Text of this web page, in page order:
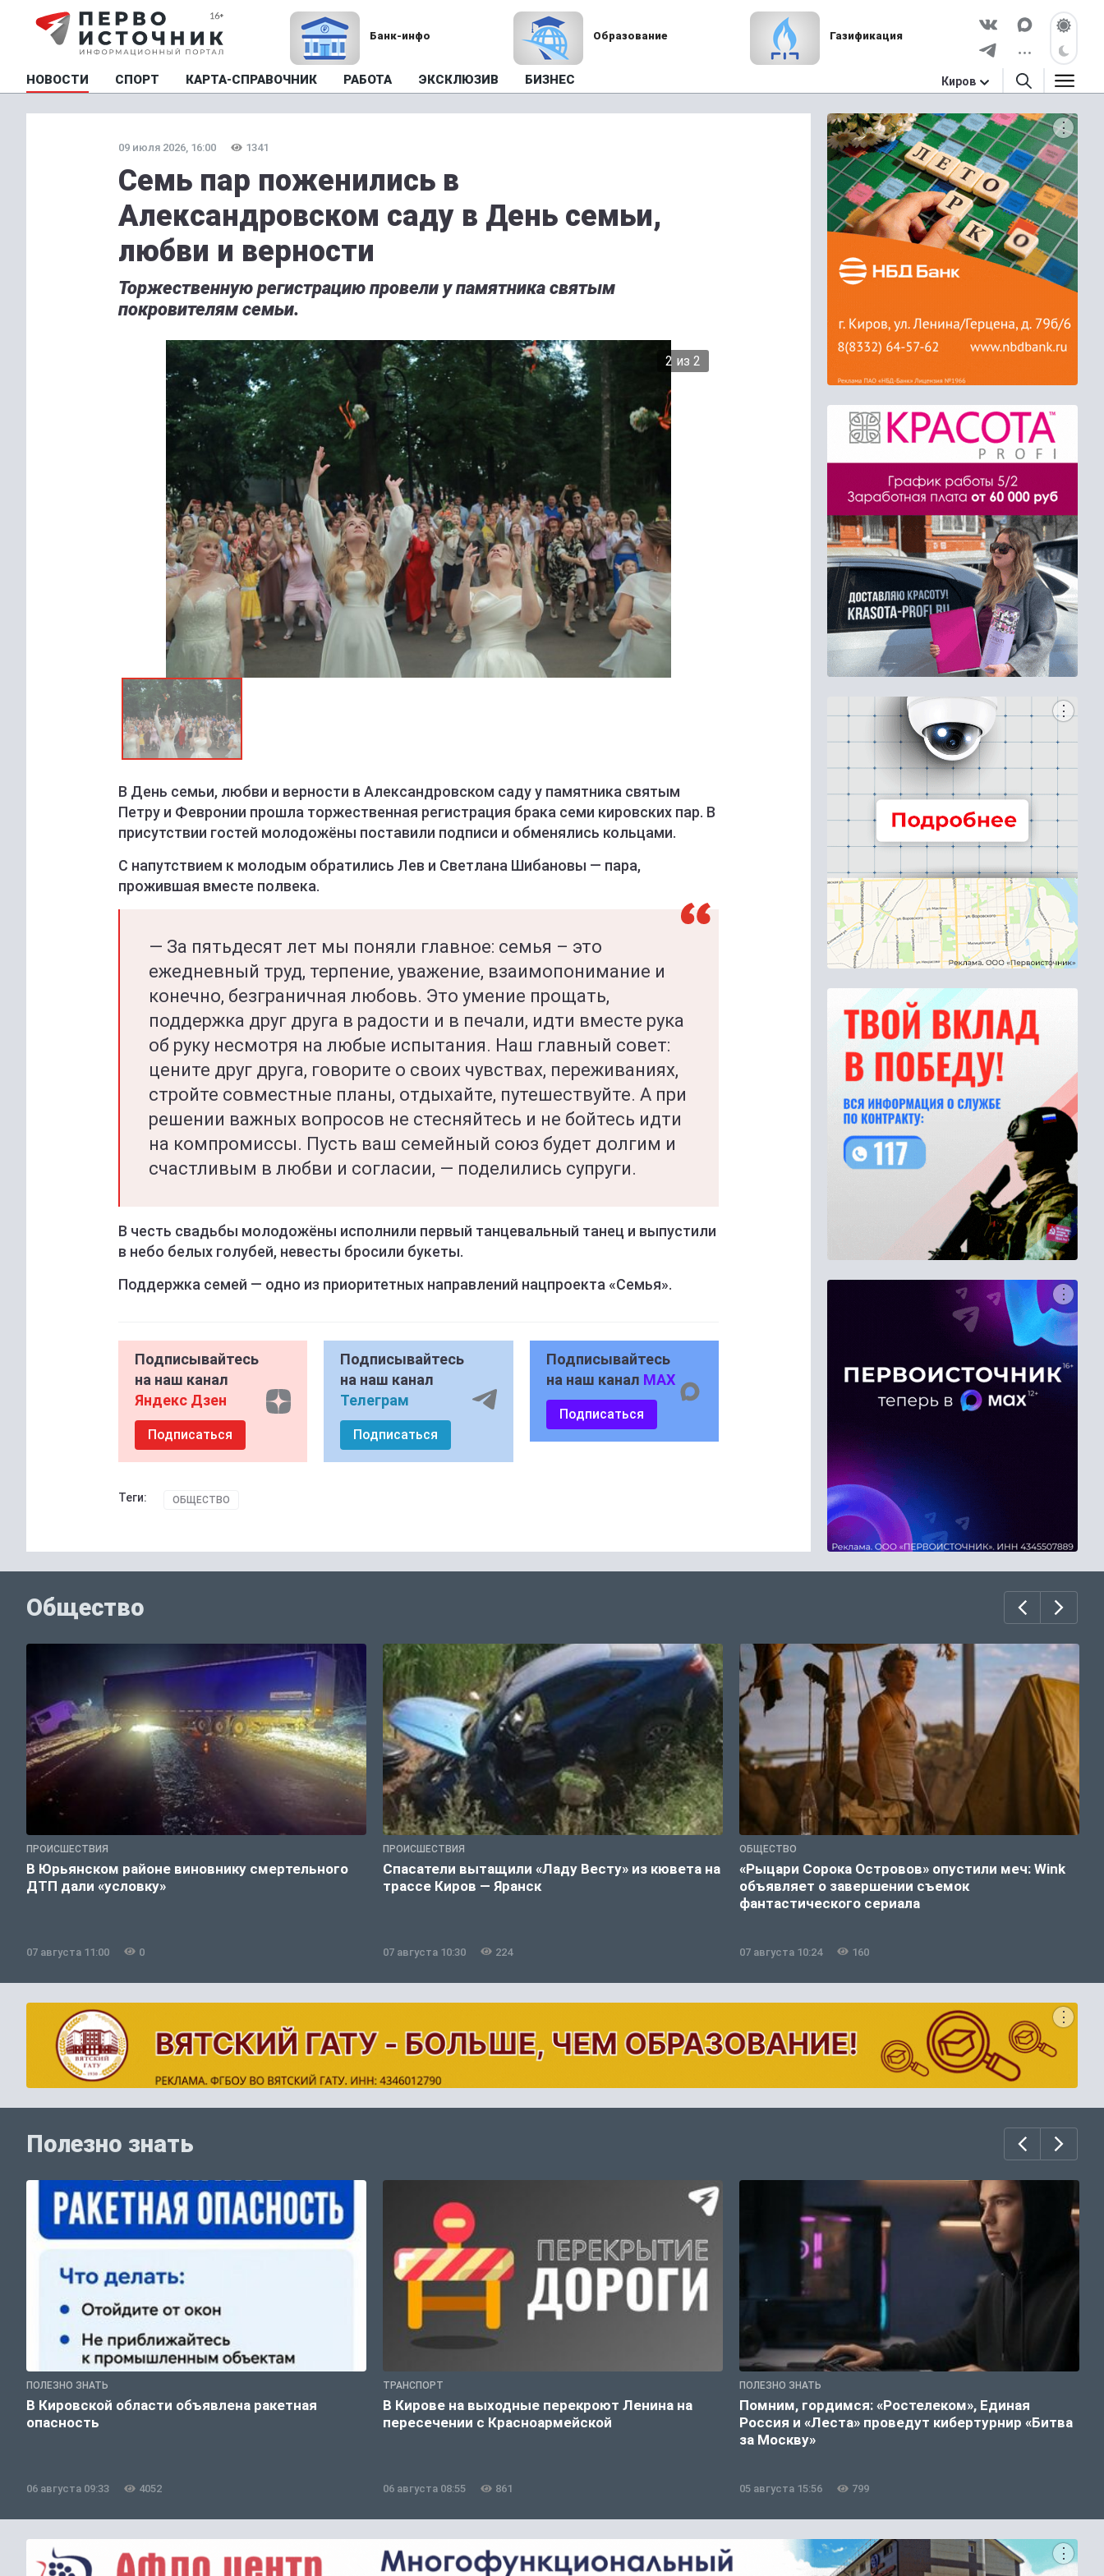
Банк-инфо Образование Газификация
НОВОСТИ СПОРТ КАРТА-СПРАВОЧНИК РАБОТА ЭКСКЛЮЗИВ БИЗНЕС Киров
09 июля 2026, 16:00 1341
Семь пар поженились в
Александровском саду в День семьи,
любви и верности
Торжественную регистрацию провели у памятника святым
покровителям семьи.
2 из 2
Правительство Кировской области
В День семьи, любви и верности в Александровском саду у памятника святым
Петру и Февронии прошла торжественная регистрация брака семи кировских пар. В
присутствии гостей молодожёны поставили подписи и обменялись кольцами.
С напутствием к молодым обратились Лев и Светлана Шибановы — пара,
прожившая вместе полвека.
— За пятьдесят лет мы поняли главное: семья – это
ежедневный труд, терпение, уважение, взаимопонимание и
конечно, безграничная любовь. Это умение прощать,
поддержка друг друга в радости и в печали, идти вместе рука
об руку несмотря на любые испытания. Наш главный совет:
цените друг друга, говорите о своих чувствах, переживаниях,
стройте совместные планы, отдыхайте, путешествуйте. А при
решении важных вопросов не стесняйтесь и не бойтесь идти
на компромиссы. Пусть ваш семейный союз будет долгим и
счастливым в любви и согласии, — поделились супруги.
В честь свадьбы молодожёны исполнили первый танцевальный танец и выпустили
в небо белых голубей, невесты бросили букеты.
Поддержка семей — одно из приоритетных направлений нацпроекта «Семья».
Подписывайтесь
на наш канал
Яндекс Дзен
Подписаться
Подписывайтесь
на наш канал
Телеграм
Подписаться
Подписывайтесь
на наш канал MAX
Подписаться
Теги: ОБЩЕСТВО
Общество
ПРОИСШЕСТВИЯ
В Юрьянском районе виновнику смертельного
ДТП дали «условку»
07 августа 11:00 0
ПРОИСШЕСТВИЯ
Спасатели вытащили «Ладу Весту» из кювета на
трассе Киров — Яранск
07 августа 10:30 224
ОБЩЕСТВО
«Рыцари Сорока Островов» опустили меч: Wink
объявляет о завершении съемок
фантастического сериала
07 августа 10:24 160
Полезно знать
ПОЛЕЗНО ЗНАТЬ
В Кировской области объявлена ракетная
опасность
06 августа 09:33 4052
ТРАНСПОРТ
В Кирове на выходные перекроют Ленина на
пересечении с Красноармейской
06 августа 08:55 861
ПОЛЕЗНО ЗНАТЬ
Помним, гордимся: «Ростелеком», Единая
Россия и «Леста» проведут кибертурнир «Битва
за Москву»
05 августа 15:56 799